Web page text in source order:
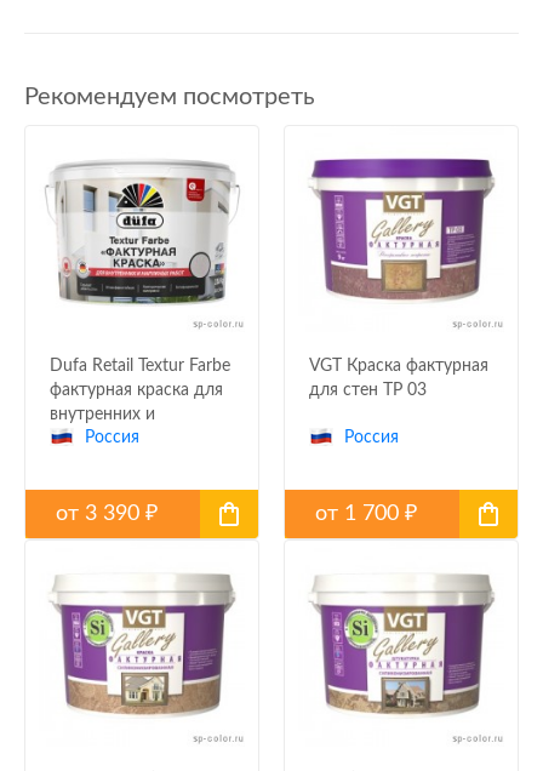
Рекомендуем посмотреть
Dufa Retail Textur Farbe
фактурная краска для
внутренних и
наружных работ
Россия
от 3 390 ₽
VGT Краска фактурная
для стен TP 03
Россия
от 1 700₽